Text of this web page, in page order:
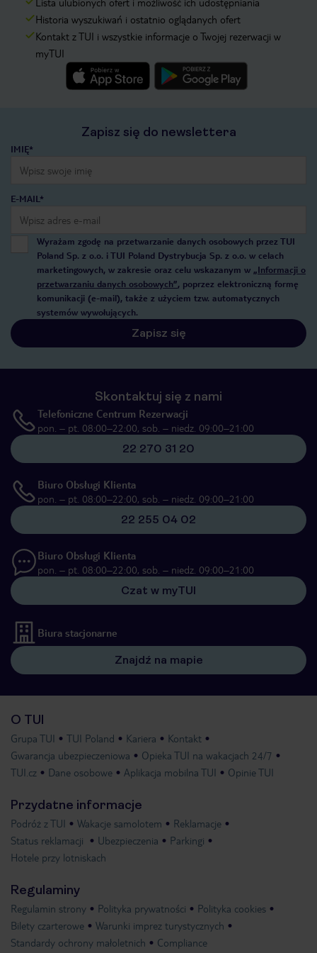
Historia wyszukiwań i ostatnio oglądanych ofert
Kontakt z TUI i wszystkie informacje o Twojej rezerwacji w
myTUI
Zapisz się do newslettera
IMIĘ*
E-MAIL*
Wyrażam zgodę na przetwarzanie danych osobowych przez TUI
Poland Sp. z o.o. i TUI Poland Dystrybucja Sp. z o.o. w celach
marketingowych, w zakresie oraz celu wskazanym w „Informacji o
przetwarzaniu danych osobowych”, poprzez elektroniczną formę
komunikacji (e-mail), także z użyciem tzw. automatycznych
systemów wywołujących.
Zapisz się
Skontaktuj się z nami
Telefoniczne Centrum Rezerwacji
pon. – pt. 08:00–22:00, sob. – niedz. 09:00–21:00
22 270 31 20
Biuro Obsługi Klienta
pon. – pt. 08:00–22:00, sob. – niedz. 09:00–21:00
22 255 04 02
Biuro Obsługi Klienta
pon. – pt. 08:00–22:00, sob. – niedz. 09:00–21:00
Czat w myTUI
Biura stacjonarne
Znajdź na mapie
O TUI
Grupa TUI TUI Poland Kariera
Kontakt
Gwarancja ubezpieczeniowa
Opieka TUI na wakacjach 24/7
TUI.cz
Dane osobowe Aplikacja mobilna TUI Opinie TUI
Przydatne informacje
Podróż z TUI Wakacje samolotem
Reklamacje
Status reklamacji
Ubezpieczenia
Parkingi
Hotele przy lotniskach
Regulaminy
Regulamin strony Polityka prywatności
Polityka cookies
Bilety czarterowe
Warunki imprez turystycznych
Standardy ochrony małoletnich
Compliance